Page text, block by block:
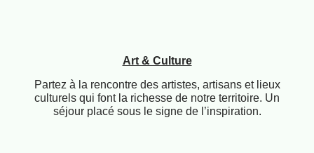
véritable expérience culinaire.